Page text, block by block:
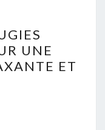
UNE
ET